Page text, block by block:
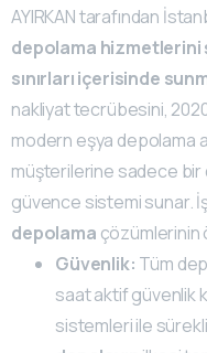
AYIRKAN tarafından
depolama hizmetlerini
sınırları içerisinde
nakliyat tecrübesini, 2020
modern eşya depolama
müşterilerine sadece bir
güvence sistemi sunar.
depolama çözümlerinin
Güvenlik: Tüm
saat aktif güvenlik
sistemleri ile